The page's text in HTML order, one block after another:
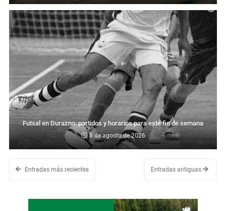
Futsal en Durazno: partidos y horarios para este fin de semana
8 de agosto de 2026
Entradas más recientes Entradas antiguas